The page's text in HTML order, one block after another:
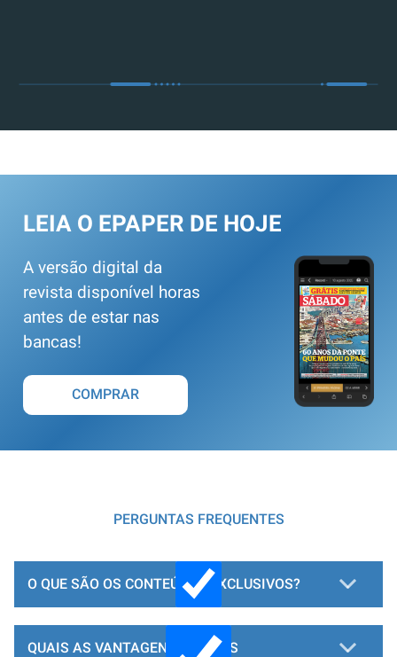
LEIA O EPAPER DE HOJE
A versão digital da
revista disponível horas
antes de estar nas
bancas!
COMPRAR
PERGUNTAS FREQUENTES
O QUE SÃO OS CONTEÚDOS EXCLUSIVOS?
QUAIS AS VANTAGENS PARA OS